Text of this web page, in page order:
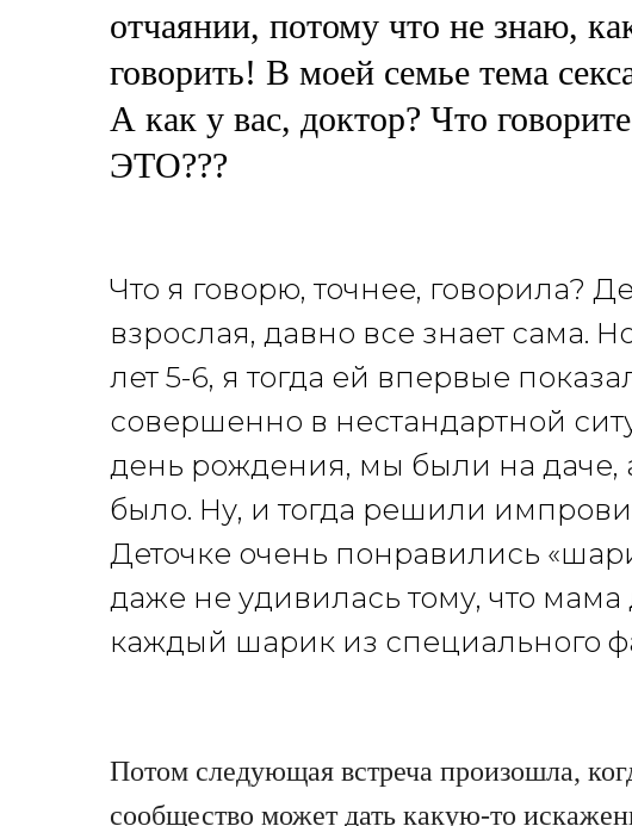
отчаянии, потому что не знаю,
говорить! В моей семье тема
А как у вас, доктор? Что
ЭТО???
Что я говорю, точнее, говорила?
взрослая, давно все знает сама.
лет 5-6, я тогда ей впервые
совершенно в нестандартной
день рождения, мы были на даче,
было. Ну, и тогда решили
Деточке очень понравились
даже не удивилась тому, что мама
каждый шарик из специального
Потом следующая встреча произошла,
сообщество может дать какую-то